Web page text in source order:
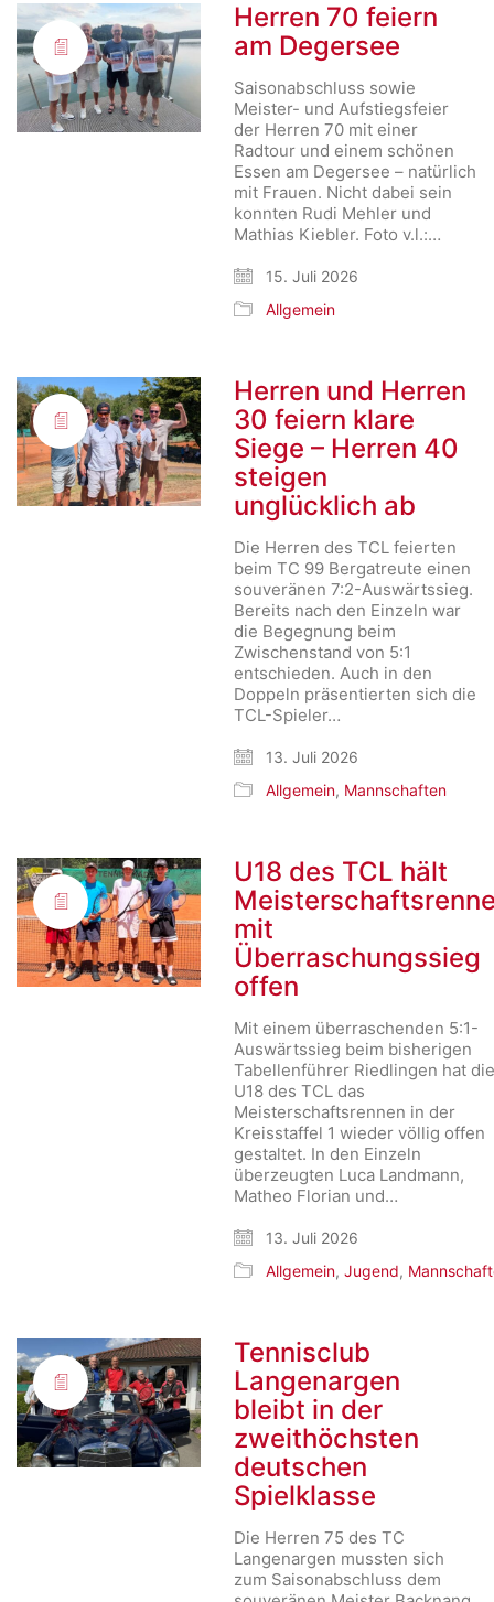
Herren 70 feiern
am Degersee
Saisonabschluss sowie
Meister- und Aufstiegsfeier
der Herren 70 mit einer
Radtour und einem schönen
Essen am Degersee – natürlich
mit Frauen. Nicht dabei sein
konnten Rudi Mehler und
Mathias Kiebler. Foto v.l.:…
15. Juli 2026
Allgemein
Herren und Herren
30 feiern klare
Siege – Herren 40
steigen
unglücklich ab
Die Herren des TCL feierten
beim TC 99 Bergatreute einen
souveränen 7:2-Auswärtssieg.
Bereits nach den Einzeln war
die Begegnung beim
Zwischenstand von 5:1
entschieden. Auch in den
Doppeln präsentierten sich die
TCL-Spieler…
13. Juli 2026
Allgemein, Mannschaften
U18 des TCL hält
mit
Überraschungssieg
offen
Mit einem überraschenden 5:1-
Auswärtssieg beim bisherigen
Tabellenführer Riedlingen hat
U18 des TCL das
Meisterschaftsrennen in der
Kreisstaffel 1 wieder völlig offen
gestaltet. In den Einzeln
überzeugten Luca Landmann,
Matheo Florian und…
13. Juli 2026
Allgemein,Jugend,
Tennisclub
Langenargen
bleibt in der
zweithöchsten
deutschen
Spielklasse
Die Herren 75 des TC
Langenargen mussten sich
zum Saisonabschluss dem